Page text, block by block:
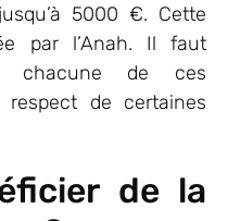
5000 €. Cette
par l’Anah. Il faut
chacune de ces
de certaines
de la